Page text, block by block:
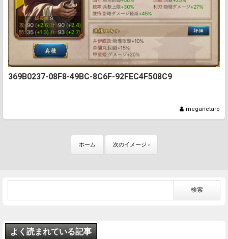
369B0237-08F8-49BC-8C6F-92FEC4F508C9
meganetaro
ホーム 次のイメージ ›
よく読まれている記事